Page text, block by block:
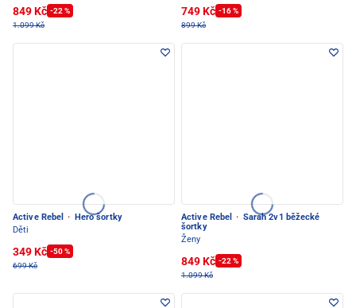
849 Kč -22 %
1.099 Kč
749 Kč -16 %
899 Kč
Active Rebel ·
Hero šortky
Děti
349 Kč -50 %
699 Kč
Active Rebel · Sarah 2v1 běžecké
šortky
Ženy
849 Kč -22 %
1.099 Kč